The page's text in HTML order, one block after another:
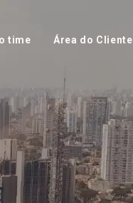
time Área do Cliente